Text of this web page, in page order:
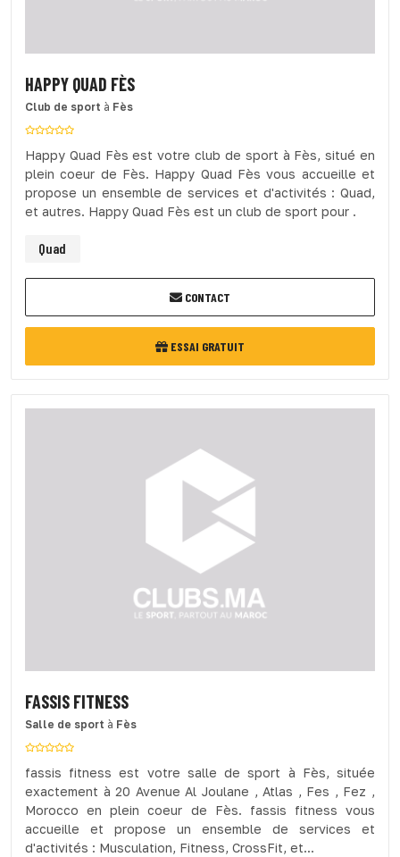
HAPPY QUAD FÈS
Club de sport à Fès
Happy Quad Fès est votre club de sport à Fès, situé en
plein coeur de Fès. Happy Quad Fès vous accueille et
propose un ensemble de services et d'activités : Quad,
et autres. Happy Quad Fès est un club de sport pour .
Quad
CONTACT
ESSAI GRATUIT
FASSIS FITNESS
Salle de sport à Fès
fassis fitness est votre salle de sport à Fès, située
exactement à 20 Avenue Al Joulane , Atlas , Fes , Fez ,
Morocco en plein coeur de Fès. fassis fitness vous
accueille et propose un ensemble de services et
d'activités : Musculation, Fitness, CrossFit, et...